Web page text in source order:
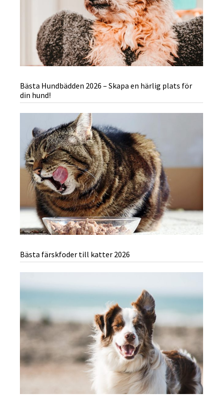
Bästa Hundbädden 2026 – Skapa en härlig plats för
din hund!
Bästa färskfoder till katter 2026